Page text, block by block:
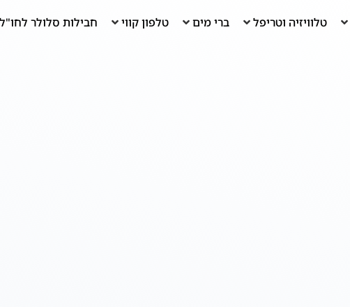
טלוויזיה וטריפל ברי מים טלפון קווי חבילות סלולר לחו"ל